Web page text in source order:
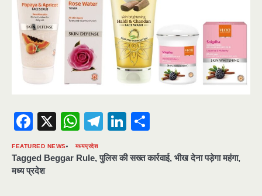
Facebook
X WhatsApp
Telegram
LinkedIn
FEATURED NEWS मध्यप्रदेश
Tagged Beggar Rule,पुलिस की सख्त कार्रवाई, भीख देना पड़ेगा महंगा,
मध्य प्रदेश